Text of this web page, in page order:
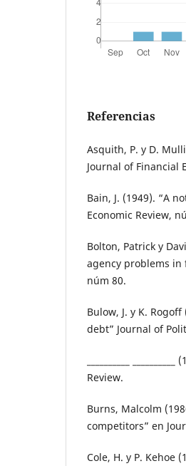
Referencias
Asquith, P. y D.
Journal of Financial
Bain, J. (1949). “A
Economic Review,
Bolton, Patrick y
agency problems in
núm 80.
Bulow, J. y K.
debt” Journal of
__________
Review.
Burns, Malcolm
competitors” en
Cole, H. y P. Kehoe